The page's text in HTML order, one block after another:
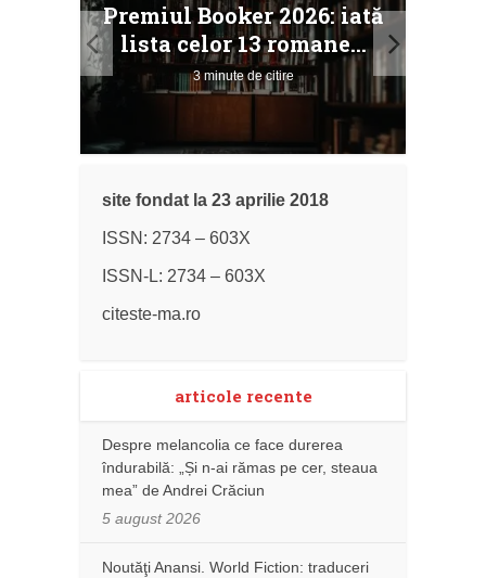
Premiul Booker 2026: iată
lista celor 13 romane...
3 minute de citire
site fondat la 23 aprilie 2018
ISSN: 2734 – 603X
ISSN-L: 2734 – 603X
citeste-ma.ro
articole recente
Despre melancolia ce face durerea
îndurabilă: „Și n-ai rămas pe cer, steaua
mea” de Andrei Crăciun
5 august 2026
Noutăţi Anansi. World Fiction: traduceri